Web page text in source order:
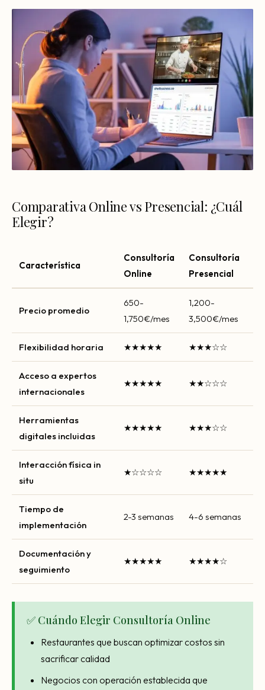
Comparativa Online vs Presencial: ¿Cuál
Elegir?
Característica
Consultoría
Online
Consultoría
Presencial
Precio promedio
650-
1,750€/mes
1,200-
3,500€/mes
Flexibilidad horaria ★★★★★ ★★★☆☆
Acceso a expertos
internacionales
★★★★★ ★★☆☆☆
Herramientas
digitales incluidas
★★★★★ ★★★☆☆
Interacción física in
situ
★☆☆☆☆ ★★★★★
Tiempo de
implementación
2-3 semanas 4-6 semanas
Documentación y
seguimiento
★★★★★ ★★★★☆
✅ Cuándo Elegir Consultoría Online
Restaurantes que buscan optimizar costos sin
sacrificar calidad
Negocios con operación establecida que